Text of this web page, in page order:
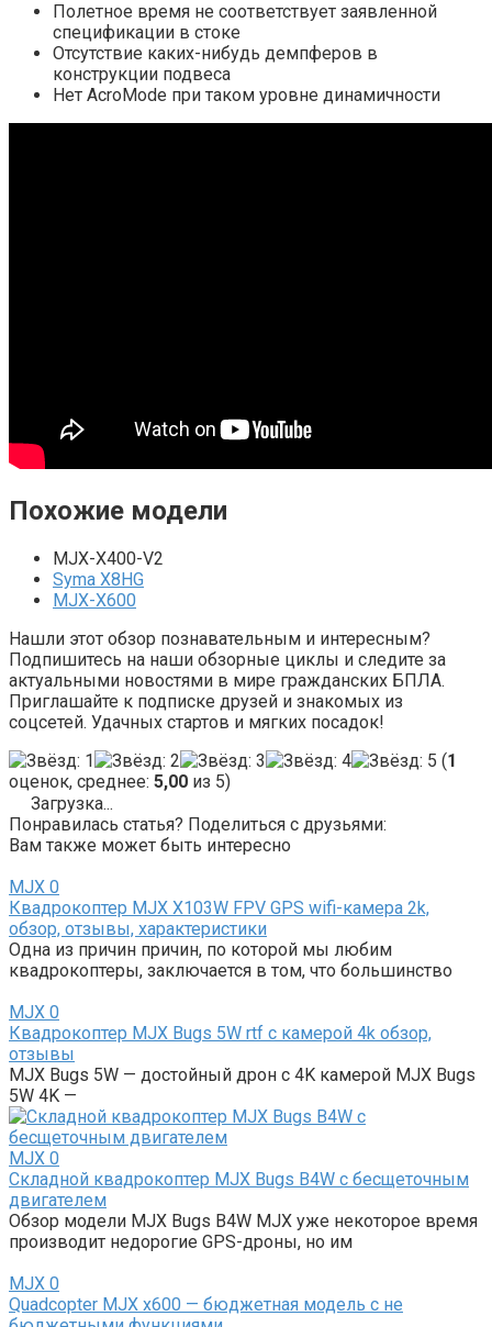
Полетное время не соответствует заявленной
спецификации в стоке
Отсутствие каких-нибудь демпферов в
конструкции подвеса
Нет AcroMode при таком уровне динамичности
Похожие модели
MJX-X400-V2
Syma X8HG
MJX-X600
Нашли этот обзор познавательным и интересным?
Подпишитесь на наши обзорные циклы и следите за
актуальными новостями в мире гражданских БПЛА.
Приглашайте к подписке друзей и знакомых из
соцсетей. Удачных стартов и мягких посадок!
(1
оценок, среднее: 5,00 из 5)
Загрузка...
Понравилась статья? Поделиться с друзьями:
Вам также может быть интересно
MJX 0
Квадрокоптер MJX X103W FPV GPS wifi-камера 2k,
обзор, отзывы, характеристики
Одна из причин причин, по которой мы любим
квадрокоптеры, заключается в том, что большинство
MJX 0
Квадрокоптер MJX Bugs 5W rtf с камерой 4k обзор,
отзывы
MJX Bugs 5W — достойный дрон с 4K камерой MJX Bugs
5W 4K —
MJX 0
Складной квадрокоптер MJX Bugs B4W с бесщеточным
двигателем
Обзор модели MJX Bugs B4W MJX уже некоторое время
производит недорогие GPS-дроны, но им
MJX 0
Quadcopter MJX x600 — бюджетная модель с не